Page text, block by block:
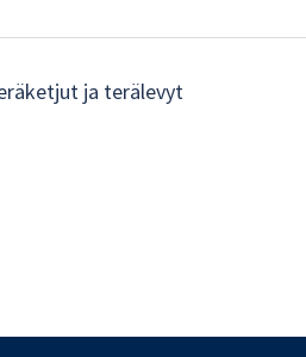
ja terälevyt